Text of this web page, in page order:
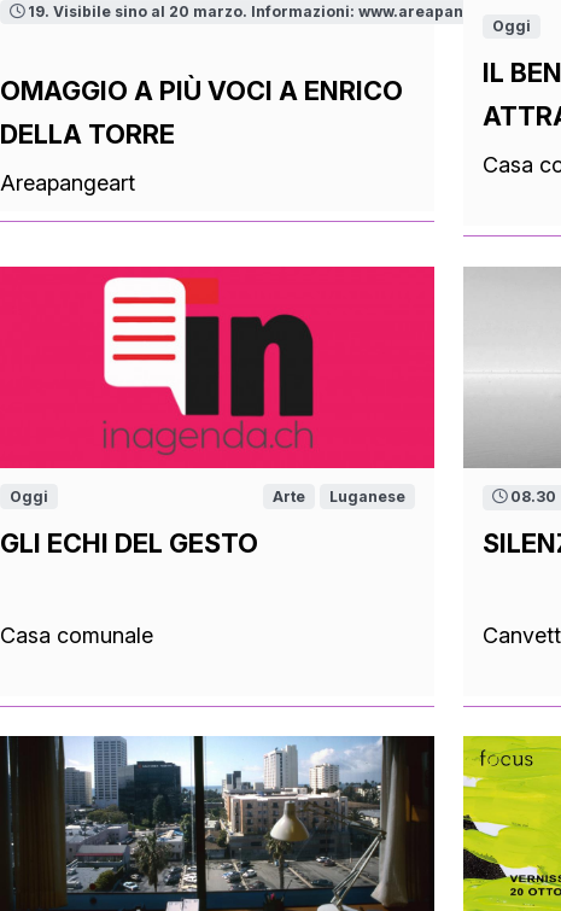
19. Visibile sino al 20 marzo. Informazioni: www.areapangeart.00
OMAGGIO A PIÙ VOCI A ENRICO
DELLA TORRE
Areapangeart
Oggi
IL
Casa
Oggi Arte Luganese
GLI ECHI DEL GESTO
Casa comunale
08.30